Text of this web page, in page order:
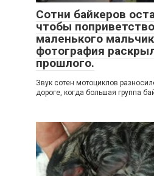
Сотни байкеров
чтобы
маленького
фотография
прошлого.
Звук сотен мотоциклов
дороге, когда большая группа